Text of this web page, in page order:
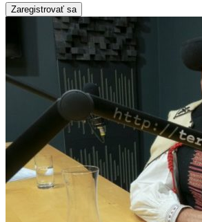
Zaregistrovať sa